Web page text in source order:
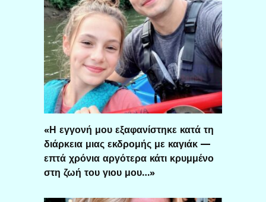
«Η εγγονή μου εξαφανίστηκε κατά τη
διάρκεια μιας εκδρομής με καγιάκ —
επτά χρόνια αργότερα κάτι κρυμμένο
στη ζωή του γιου μου…»